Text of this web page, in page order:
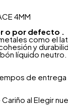
4MM
o por defecto .
como el
y
líquido neutro.
de entrega
al Elegir